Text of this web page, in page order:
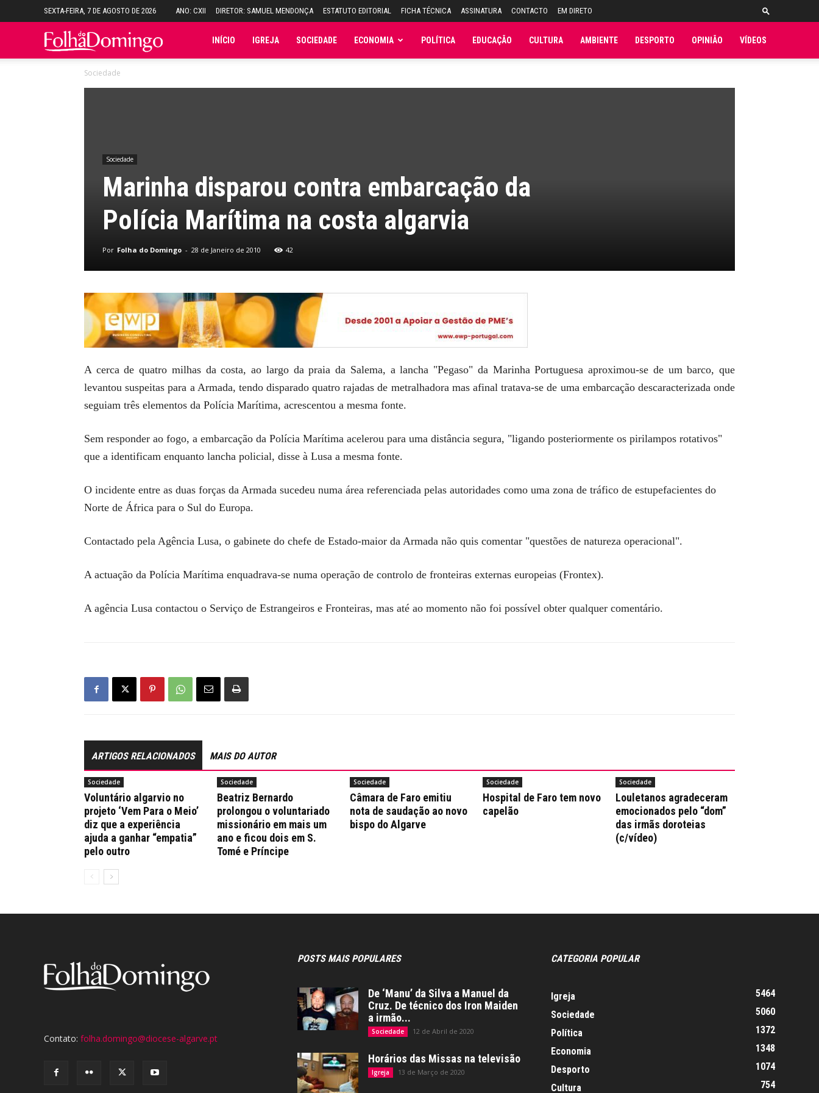
SEXTA-FEIRA, 7 DE AGOSTO DE 2026 ANO: CXII DIRETOR: SAMUEL MENDONÇA ESTATUTO EDITORIAL FICHA TÉCNICA ASSINATURA CONTACTO EM DIRETO
Folha INÍCIO IGREJA SOCIEDADE ECONOMIA POLÍTICA EDUCAÇÃO CULTURA AMBIENTE DESPORTO OPINIÃO VÍDEOS
Sociedade
Sociedade
Marinha disparou contra embarcação da
Polícia Marítima na costa algarvia
Por Folha do Domingo - 28 de Janeiro de 2010 42
A cerca de quatro milhas da costa, ao largo da praia da Salema, a lancha "Pegaso" da Marinha Portuguesa aproximou-se de um barco, que
levantou suspeitas para a Armada, tendo disparado quatro rajadas de metralhadora mas afinal tratava-se de uma embarcação descaracterizada onde
seguiam três elementos da Polícia Marítima, acrescentou a mesma fonte.
Sem responder ao fogo, a embarcação da Polícia Marítima acelerou para uma distância segura, "ligando posteriormente os pirilampos rotativos"
que a identificam enquanto lancha policial, disse à Lusa a mesma fonte.
O incidente entre as duas forças da Armada sucedeu numa área referenciada pelas autoridades como uma zona de tráfico de estupefacientes do
Norte de África para o Sul do Europa.
Contactado pela Agência Lusa, o gabinete do chefe de Estado-maior da Armada não quis comentar "questões de natureza operacional".
A actuação da Polícia Marítima enquadrava-se numa operação de controlo de fronteiras externas europeias (Frontex).
A agência Lusa contactou o Serviço de Estrangeiros e Fronteiras, mas até ao momento não foi possível obter qualquer comentário.
ARTIGOS RELACIONADOS MAIS DO AUTOR
Sociedade
Voluntário algarvio no
projeto ‘Vem Para o Meio’
diz que a experiência
ajuda a ganhar “empatia”
pelo outro
Sociedade
Beatriz Bernardo
prolongou o voluntariado
missionário em mais um
ano e ficou dois em S.
Tomé e Príncipe
Sociedade
Câmara de Faro emitiu
nota de saudação ao novo
bispo do Algarve
Sociedade
Hospital de Faro tem novo
capelão
Sociedade
Louletanos agradeceram
emocionados pelo “dom”
das irmãs doroteias
(c/vídeo)
Contato: folha.domingo@diocese-algarve.pt
POSTS MAIS POPULARES
De ‘Manu’ da Silva a Manuel da
Cruz. De técnico dos Iron Maiden
a irmão...
Sociedade 12 de Abril de 2020
Horários das Missas na televisão
Igreja 13 de Março de 2020
CATEGORIA POPULAR
Igreja
5464
Sociedade
5060
Política
1372
Economia
1348
Desporto
1074
Cultura
754